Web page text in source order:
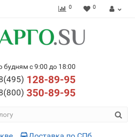
0 0
будням с 9:00 до 18:00
128-89-95
350-89-95